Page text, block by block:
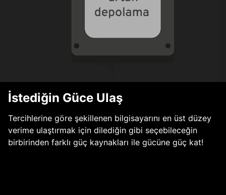
İstediğin Güce Ulaş
Tercihlerine göre şekillenen bilgisayarını en üst düzey
verime ulaştırmak için dilediğin gibi seçebileceğin
birbirinden farklı güç kaynakları ile gücüne güç kat!